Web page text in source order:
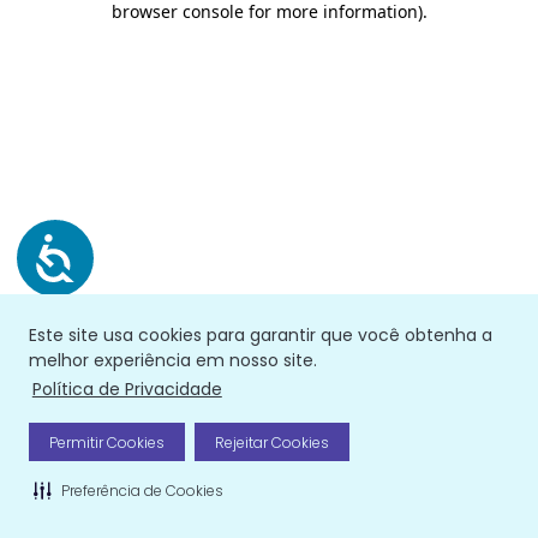
Este site usa cookies para garantir que você obtenha a
melhor experiência em nosso site.
Política de Privacidade
Permitir Cookies Rejeitar Cookies
Preferência de Cookies
browser console for more information).